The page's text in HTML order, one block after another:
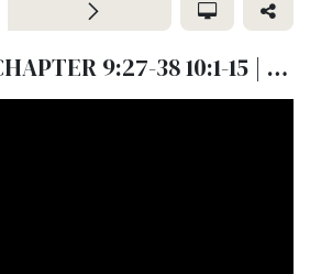
MATTHEW CHAPTER 9:27-38 10:1-15 | LUMO